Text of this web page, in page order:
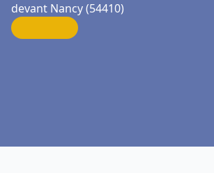
devant Nancy (54410)